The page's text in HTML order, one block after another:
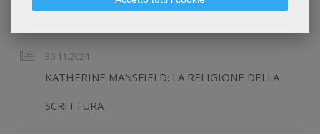
POSTFAZIONE DI FILOSOFIA DEL VESTIRE
30.11.2024
KATHERINE MANSFIELD: LA RELIGIONE DELLA
SCRITTURA